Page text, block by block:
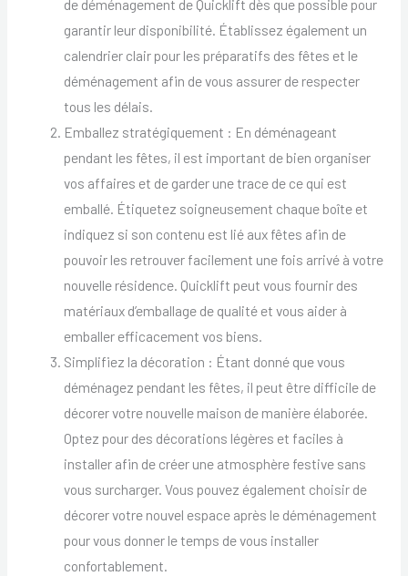
de déménagement de Quicklift dès que possible pour
garantir leur disponibilité. Établissez également un
calendrier clair pour les préparatifs des fêtes et le
déménagement afin de vous assurer de respecter
tous les délais.
Emballez stratégiquement : En déménageant
pendant les fêtes, il est important de bien organiser
vos affaires et de garder une trace de ce qui est
emballé. Étiquetez soigneusement chaque boîte et
indiquez si son contenu est lié aux fêtes afin de
pouvoir les retrouver facilement une fois arrivé à votre
nouvelle résidence. Quicklift peut vous fournir des
matériaux d’emballage de qualité et vous aider à
emballer efficacement vos biens.
Simplifiez la décoration : Étant donné que vous
déménagez pendant les fêtes, il peut être difficile de
décorer votre nouvelle maison de manière élaborée.
Optez pour des décorations légères et faciles à
installer afin de créer une atmosphère festive sans
vous surcharger. Vous pouvez également choisir de
décorer votre nouvel espace après le déménagement
pour vous donner le temps de vous installer
confortablement.